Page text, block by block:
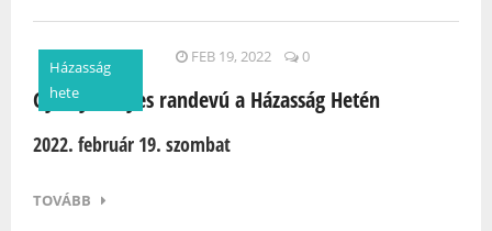
Házasság
hete
FEB 19, 2022 0
Gyertyafényes randevú a Házasság Hetén
2022. február 19. szombat
TOVÁBB